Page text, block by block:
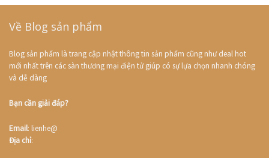
Về Blog sản phẩm
Blog sản phẩm là trang cập nhật thông tin sản phẩm cũng như deal hot
mới nhất trên các sàn thương mại điện tử giúp có sự lựa chọn nhanh chóng
và dễ dàng
Bạn cần giải đáp?
Email: lienhe@
Địa chỉ: